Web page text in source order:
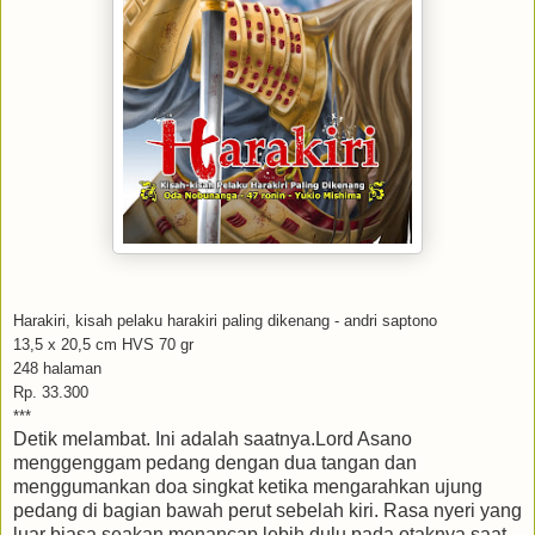
Harakiri, kisah pelaku harakiri paling dikenang - andri saptono
13,5 x 20,5 cm HVS 70 gr
248 halaman
Rp. 33.300
***
Detik melambat. Ini adalah saatnya.Lord Asano
menggenggam pedang dengan dua tangan dan
menggumankan doa singkat ketika mengarahkan ujung
pedang di bagian bawah perut sebelah kiri. Rasa nyeri yang